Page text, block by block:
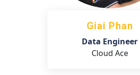
Giai Phan
Data Engineer
Cloud Ace